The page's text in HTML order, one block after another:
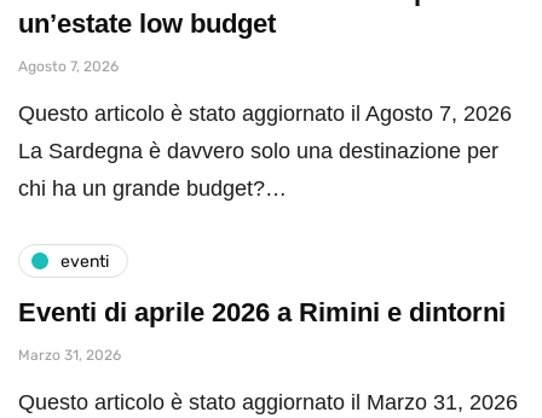
un’estate low budget
Agosto 7, 2026
Questo articolo è stato aggiornato il Agosto 7, 2026
La Sardegna è davvero solo una destinazione per
chi ha un grande budget?…
eventi
Eventi di aprile 2026 a Rimini e dintorni
Marzo 31, 2026
Questo articolo è stato aggiornato il Marzo 31, 2026